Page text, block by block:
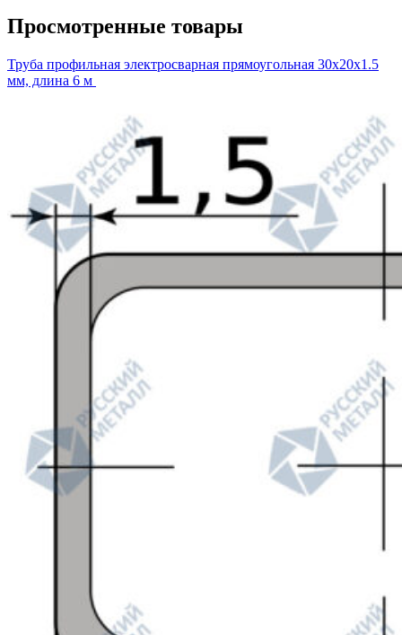
Просмотренные товары
Труба профильная электросварная прямоугольная 30х20х1.5
мм, длина 6 м